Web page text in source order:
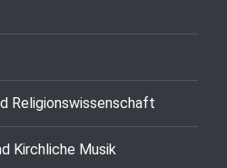
Religionswissenschaft
Kirchliche Musik